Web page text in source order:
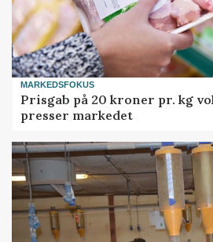
MARKEDSFOKUS
Prisgab på 20 kroner pr. kg
presser markedet